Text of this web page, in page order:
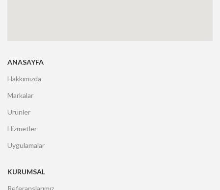
ANASAYFA
Hakkımızda
Markalar
Ürünler
Hizmetler
Uygulamalar
KURUMSAL
Referanslarımız